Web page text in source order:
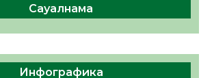
Сауалнама
Инфографика